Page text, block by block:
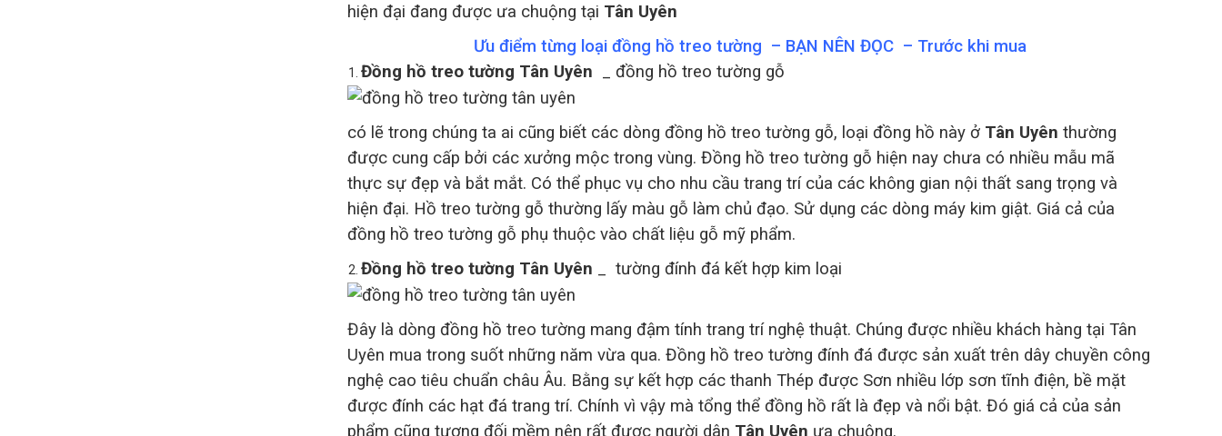
hiện đại đang được ưa chuộng tại Tân Uyên
Ưu điểm từng loại đồng hồ treo tường – BẠN NÊN ĐỌC – Trước khi mua
Đồng hồ treo tường Tân Uyên _ đồng hồ treo tường gỗ
có lẽ trong chúng ta ai cũng biết các dòng đồng hồ treo tường gỗ, loại đồng hồ này ở Tân Uyên thường
được cung cấp bởi các xưởng mộc trong vùng. Đồng hồ treo tường gỗ hiện nay chưa có nhiều mẫu mã
thực sự đẹp và bắt mắt. Có thể phục vụ cho nhu cầu trang trí của các không gian nội thất sang trọng và
hiện đại. Hồ treo tường gỗ thường lấy màu gỗ làm chủ đạo. Sử dụng các dòng máy kim giật. Giá cả của
đồng hồ treo tường gỗ phụ thuộc vào chất liệu gỗ mỹ phẩm.
Đồng hồ treo tường Tân Uyên _ tường đính đá kết hợp kim loại
Đây là dòng đồng hồ treo tường mang đậm tính trang trí nghệ thuật. Chúng được nhiều khách hàng tại Tân
Uyên mua trong suốt những năm vừa qua. Đồng hồ treo tường đính đá được sản xuất trên dây chuyền công
nghệ cao tiêu chuẩn châu Âu. Bằng sự kết hợp các thanh Thép được Sơn nhiều lớp sơn tĩnh điện, bề mặt
được đính các hạt đá trang trí. Chính vì vậy mà tổng thể đồng hồ rất là đẹp và nổi bật. Đó giá cả của sản
phẩm cũng tương đối mềm nên rất được người dân Tân Uyên ưa chuộng.